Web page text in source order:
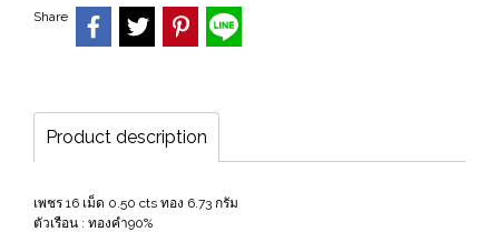
Share
Product description
เพชร 16 เม็ด 0.50 cts ทอง 6.73 กรัม
ตัวเรือน : ทองคำ90%